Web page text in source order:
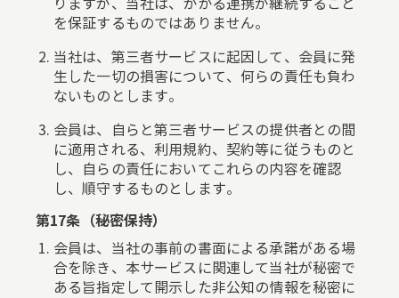
りますが、当社は、かかる連携が継続すること
を保証するものではありません。
当社は、第三者サービスに起因して、会員に発
生した一切の損害について、何らの責任も負わ
ないものとします。
会員は、自らと第三者サービスの提供者との間
に適用される、利用規約、契約等に従うものと
し、自らの責任においてこれらの内容を確認
し、順守するものとします。
第17条（秘密保持）
会員は、当社の事前の書面による承諾がある場
合を除き、本サービスに関連して当社が秘密で
ある旨指定して開示した非公知の情報を秘密に